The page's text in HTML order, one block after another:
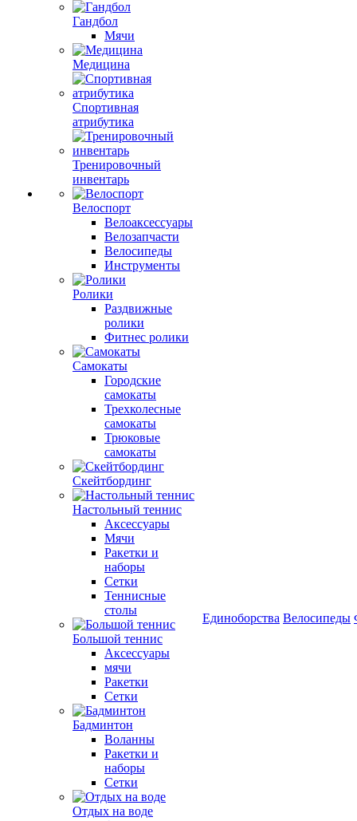
Гандбол
Мячи
Медицина
Спортивная
атрибутика
Тренировочный
инвентарь
Велоспорт
Велоаксессуары
Велозапчасти
Велосипеды
Инструменты
Ролики
Раздвижные
ролики
Фитнес ролики
Самокаты
Городские
самокаты
Трехколесные
самокаты
Трюковые
самокаты
Скейтбординг
Настольный теннис
Аксессуары
Мячи
Ракетки и
наборы
Сетки
Теннисные
столы
Большой теннис
Аксессуары
мячи
Ракетки
Сетки
Бадминтон
Воланны
Ракетки и
наборы
Сетки
Отдых на воде
Единоборства Велосипеды